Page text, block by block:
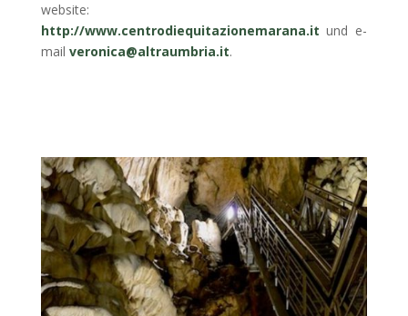
website:
http://www.centrodiequitazionemarana.it und e-
mail veronica@altraumbria.it.